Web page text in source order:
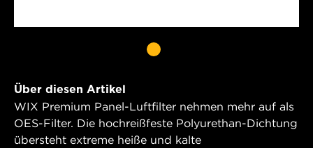
Über diesen Artikel
WIX Premium Panel-Luftfilter nehmen mehr auf als
OES-Filter. Die hochreißfeste Polyurethan-Dichtung
übersteht extreme heiße und kalte